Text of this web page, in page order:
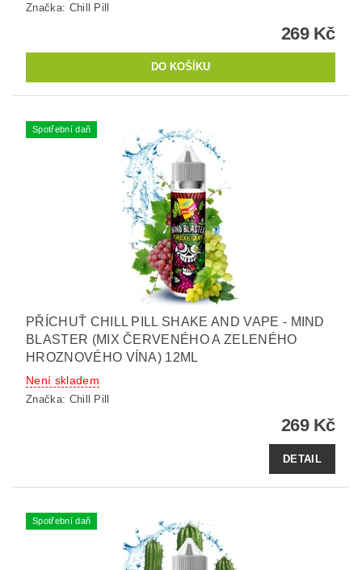
Značka: Chill Pill
269 Kč
Spotřební daň
PŘÍCHUŤ CHILL PILL SHAKE AND VAPE - MIND
BLASTER (MIX ČERVENÉHO A ZELENÉHO
HROZNOVÉHO VÍNA) 12ML
Není skladem
Značka: Chill Pill
269 Kč
DETAIL
Spotřební daň